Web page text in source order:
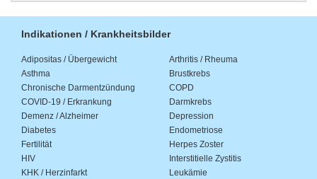
Indikationen / Krankheitsbilder
Adipositas / Übergewicht
Arthritis / Rheuma
Asthma
Brustkrebs
Chronische Darmentzündung
COPD
COVID-19 / Erkrankung
Darmkrebs
Demenz / Alzheimer
Depression
Diabetes
Endometriose
Fertilität
Herpes Zoster
HIV
Interstitielle Zystitis
KHK / Herzinfarkt
Leukämie